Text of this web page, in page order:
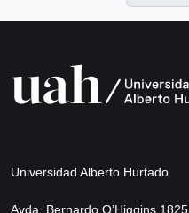
Universidad Alberto Hurtado
Avda. Bernardo O’Higgins 1825